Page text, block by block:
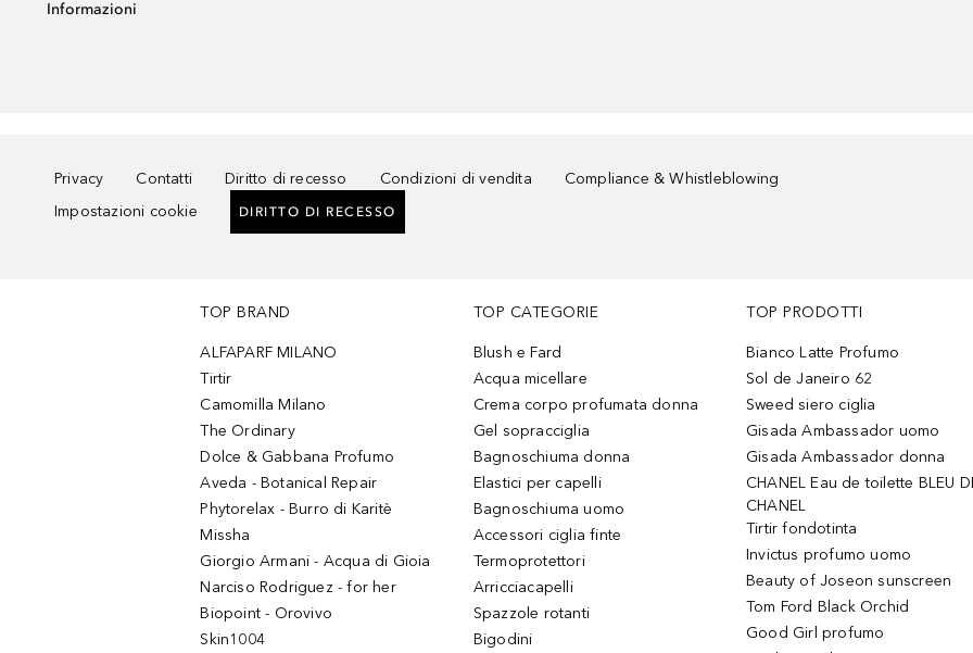
Informazioni
Privacy Contatti Diritto di recesso Condizioni di vendita
Compliance & Whistleblowing
Impostazioni cookie
DIRITTO DI RECESSO
TOP BRAND
ALFAPARF MILANO
Tirtir
Camomilla Milano
The Ordinary
Dolce & Gabbana Profumo
Aveda - Botanical Repair
Phytorelax - Burro di Karitè
Missha
Giorgio Armani - Acqua di Gioia
Narciso Rodriguez - for her
Biopoint - Orovivo
Skin1004
TOP CATEGORIE
Blush e Fard
Acqua micellare
Crema corpo profumata donna
Gel sopracciglia
Bagnoschiuma donna
Elastici per capelli
Bagnoschiuma uomo
Accessori ciglia finte
Termoprotettori
Arricciacapelli
Spazzole rotanti
Bigodini
TOP PRODOTTI
Bianco Latte Profumo
Sol de Janeiro 62
Sweed siero ciglia
Gisada Ambassador uomo
Gisada Ambassador donna
CHANEL Eau de toilette BLEU
CHANEL
Tirtir fondotinta
Invictus profumo uomo
Beauty of Joseon sunscreen
Tom Ford Black Orchid
Good Girl profumo